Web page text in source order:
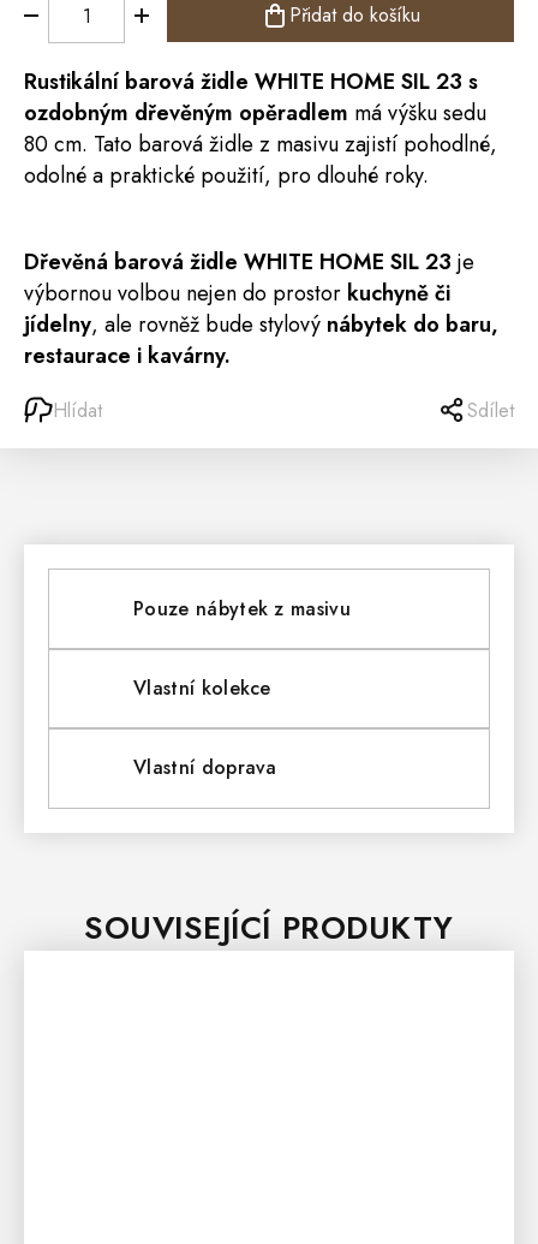
Přidat do košíku
Rustikální barová židle WHITE HOME SIL 23 s
ozdobným dřevěným opěradlem má výšku sedu
80 cm. Tato barová židle z masivu zajistí pohodlné,
odolné a praktické použití, pro dlouhé roky.
Dřevěná barová židle WHITE HOME SIL 23 je
výbornou volbou nejen do prostor kuchyně či
jídelny, ale rovněž bude stylový nábytek do baru,
restaurace i kavárny.
Hlídat Sdílet
Pouze nábytek z masivu
Vlastní kolekce
Vlastní doprava
SOUVISEJÍCÍ PRODUKTY